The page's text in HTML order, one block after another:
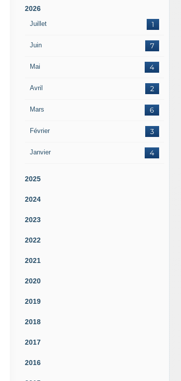
2026
Juillet 1
Juin 7
Mai 4
Avril 2
Mars 6
Février 3
Janvier 4
2025
2024
2023
2022
2021
2020
2019
2018
2017
2016